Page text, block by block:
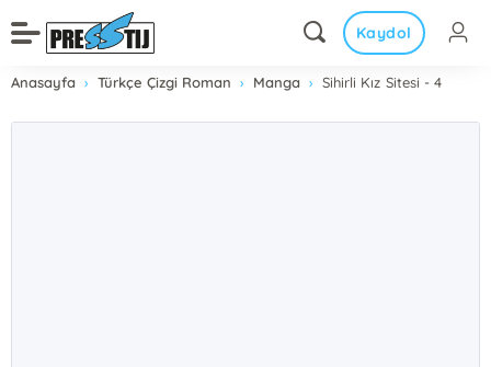
Kaydol
Anasayfa Türkçe Çizgi Roman Manga Sihirli Kız Sitesi - 4